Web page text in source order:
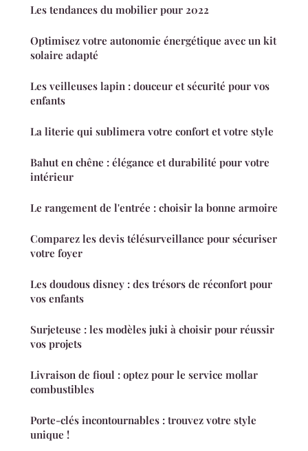
Les tendances du mobilier pour 2022
Optimisez votre autonomie énergétique avec un kit
solaire adapté
Les veilleuses lapin : douceur et sécurité pour vos
enfants
La literie qui sublimera votre confort et votre style
Bahut en chêne : élégance et durabilité pour votre
intérieur
Le rangement de l'entrée : choisir la bonne armoire
Comparez les devis télésurveillance pour sécuriser
votre foyer
Les doudous disney : des trésors de réconfort pour
vos enfants
Surjeteuse : les modèles juki à choisir pour réussir
vos projets
Livraison de fioul : optez pour le service mollar
combustibles
Porte-clés incontournables : trouvez votre style
unique !